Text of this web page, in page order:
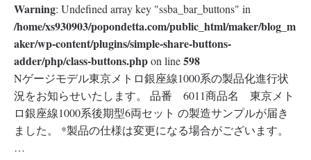
Warning: Undefined array key "ssba_bar_buttons" in
/home/xs930903/popondetta.com/public_html/maker/blog_m
aker/wp-content/plugins/simple-share-buttons-
adder/php/class-buttons.phpon line598
Nゲージモデル東京メトロ銀座線1000系の製品化進行状
況をお知らせいたします。 品番 6011商品名 東京メト
ロ銀座線1000系後期型6両セット の製造サンプルが届き
ました。 *製品の仕様は変更になる場合がございます。
…